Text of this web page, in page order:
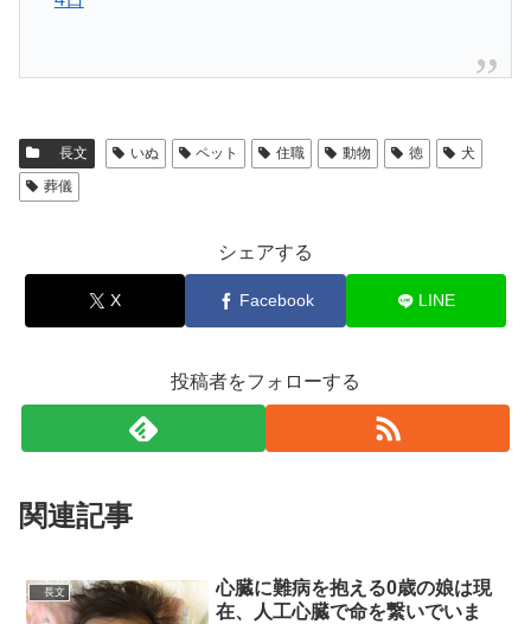
長文 いぬ ペット 住職 動物 徳
犬
葬儀
シェアする
X Facebook LINE
投稿者をフォローする
関連記事
長文
心臓に難病を抱える0歳の娘は現
在、人工心臓で命を繋いでいま